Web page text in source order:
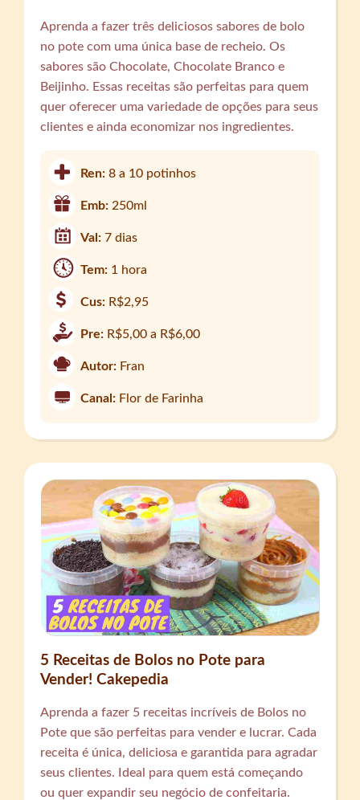
Aprenda a fazer três deliciosos sabores de bolo
no pote com uma única base de recheio. Os
sabores são Chocolate, Chocolate Branco e
Beijinho. Essas receitas são perfeitas para quem
quer oferecer uma variedade de opções para seus
clientes e ainda economizar nos ingredientes.
Ren:8 a 10 potinhos
Emb: 250ml
Val:7 dias
Tem: 1 hora
Cus: R$2,95
Pre: R$5,00 a R$6,00
Autor: Fran
Canal: Flor de Farinha
5 Receitas de Bolos no Pote para
Vender! Cakepedia
Aprenda a fazer 5 receitas incríveis de Bolos no
Pote que são perfeitas para vender e lucrar. Cada
receita é única, deliciosa e garantida para agradar
seus clientes. Ideal para quem está começando
ou quer expandir seu negócio de confeitaria.